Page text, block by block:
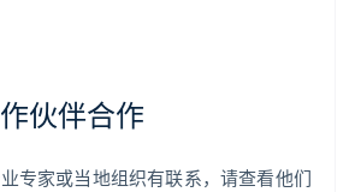
伙伴合作
专家或当地组织有联系，请查看他们